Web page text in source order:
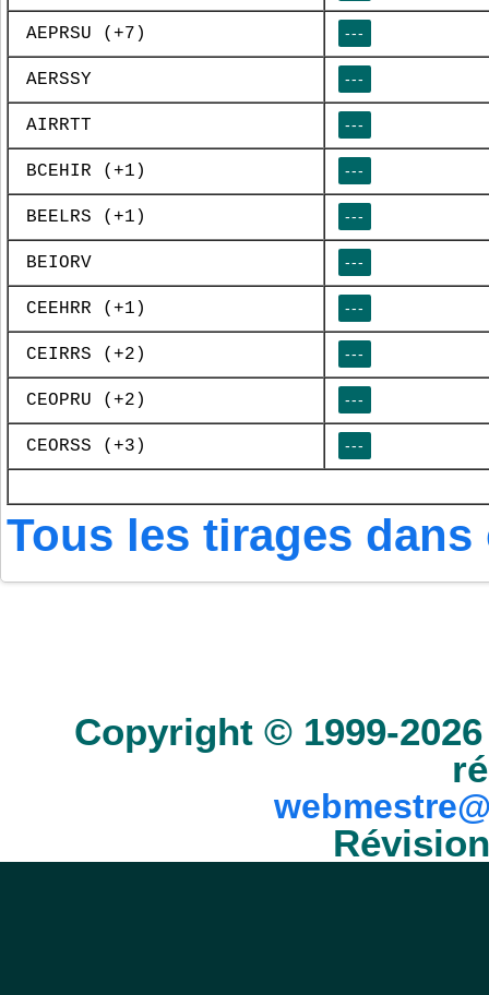
AEPRSU (+7) ---
AERSSY ---
AIRRTT ---
BCEHIR (+1) ---
BEELRS (+1) ---
BEIORV ---
CEEHRR (+1) ---
CEIRRS (+2) ---
CEOPRU (+2) ---
CEORSS (+3) ---
Tous les tirages
Copyright © 1999-